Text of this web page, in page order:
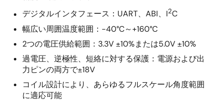
デジタルインタフェース：UART、ABI、I2C
幅広い周囲温度範囲：-40°C～+160°C
2つの電圧供給範囲：3.3V ±10%または5.0V ±10%
過電圧、逆極性、短絡に対する保護：電源および出
力ピンの両方で±18V
コイル設計により、あらゆるフルスケール角度範囲
に適応可能